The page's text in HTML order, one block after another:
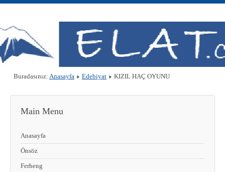
Buradasınız: Anasayfa Edebiyat KIZIL HAÇ OYUNU
Main Menu
Anasayfa
Önsöz
Ferheng